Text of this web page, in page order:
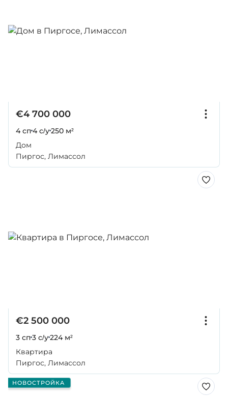
€4 700 000
4 сп4 с/у250 м²
Дом
Пиргос, Лимассол
€2 500 000
3 сп3 с/у224 м²
Квартира
Пиргос, Лимассол
НОВОСТРОЙКА